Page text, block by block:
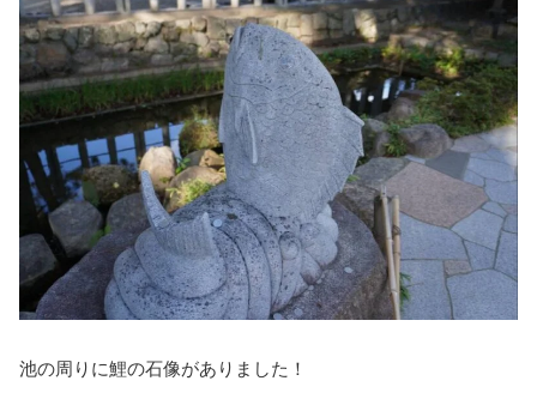
池の周りに鯉の石像がありました！